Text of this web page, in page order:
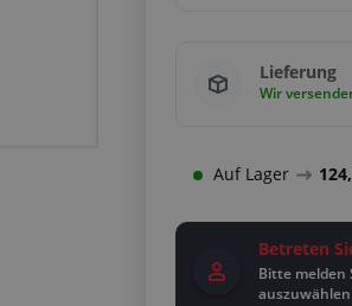
Lieferung
Wir
Auf Lager
Betreten
Bitte melden